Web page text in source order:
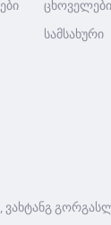
ცხოველები
სამსახური